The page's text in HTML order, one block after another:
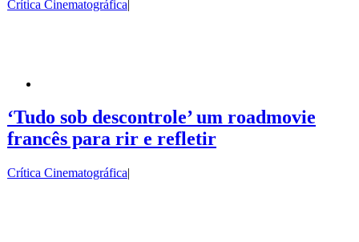
Crítica Cinematográfica|
‘Tudo sob descontrole’ um roadmovie
francês para rir e refletir
Crítica Cinematográfica|